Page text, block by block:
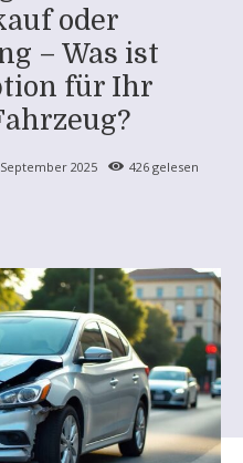
oder
– Was ist
für Ihr
2025 426gelesen